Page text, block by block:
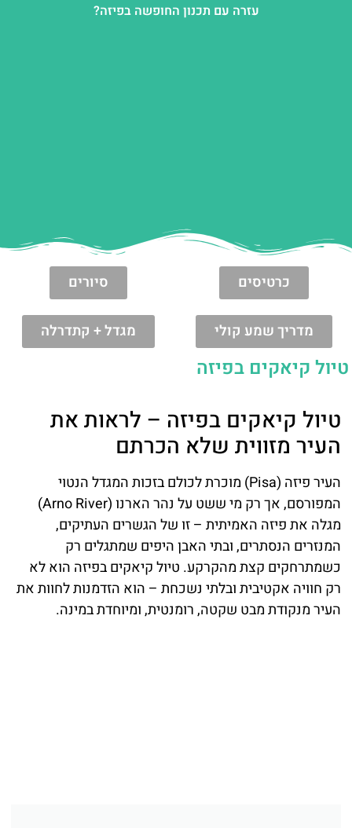
עזרה עם תכנון החופשה בפיזה?
כרטיסים סיורים
מדריך שמע קולי מגדל + קתדרלה
טיול קיאקים בפיזה
טיול קיאקים בפיזה – לראות את
העיר מזווית שלא הכרתם
העיר פיזה (Pisa) מוכרת לכולם בזכות המגדל הנטוי
המפורסם, אך רק מי ששט על נהר הארנו (Arno River)
מגלה את פיזה האמיתית – זו של הגשרים העתיקים,
המנזרים הנסתרים, ובתי האבן היפים שמתגלים רק
כשמתרחקים קצת מהקרקע. טיול קיאקים בפיזה הוא לא
רק חוויה אקטיבית ובלתי נשכחת – הוא הזדמנות לחוות את
העיר מנקודת מבט שקטה, רומנטית, ומיוחדת במינה.